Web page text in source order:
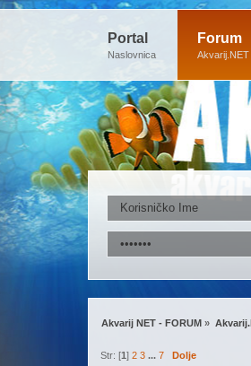
Portal
Naslovnica
Forum
Akvarij NET - FORUM »
Str: [1]2 3 ...7 Dolje